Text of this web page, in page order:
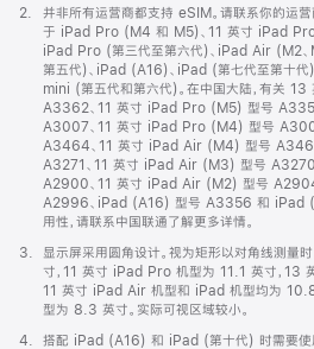
脚
2.
并非所有运营商都支持 eSIM。请联系你的运
于 iPad Pro (M4 和 M5)、11 英寸 iPad
iPad Pro (第三代至第六代)、iPad Air (M2
第五代)、iPad (A16)、iPad (第七代至第十
mini (第五代和第六代)。在中国大陆，有关
A3362、11 英寸 iPad Pro (M5) 型号
A3007、11 英寸 iPad Pro (M4) 型号
A3464、11 英寸 iPad Air (M4) 型号
A3271、11 英寸 iPad Air (M3) 型号
A2900、11 英寸 iPad Air (M2) 型号
A2996、iPad (A16) 型号 A3356 和 iPad
用性，请联系中国联通了解更多详情。
脚
3.
显示屏采用圆角设计。视为矩形以对角线测
寸，11 英寸 iPad Pro 机型为 11.1 英寸，13
11 英寸 iPad Air 机型和 iPad 机型均为
型为 8.3 英寸。实际可视区域较小。
脚
4.
搭配 iPad (A16) 和 iPad (第十代) 时需要